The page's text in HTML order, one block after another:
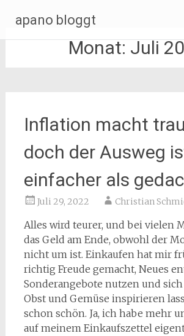
Inhalt
springen
apano bloggt
Monat: Juli
Inflation macht
doch der Ausweg
einfacher als
Juli 29, 2022 Christian
Alles wird teurer, und bei vielen
das Geld am Ende, obwohl der
nicht um ist. Einkaufen hat mir
richtig Freude gemacht, Neues
Sonderangebote nutzen und
Obst und Gemüse inspirieren
schon schön. Ja, ich habe mehr
auf meinem Einkaufszettel